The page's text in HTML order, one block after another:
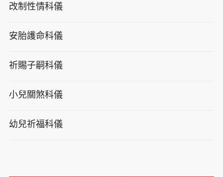
改制性情科儀
安胎護命科儀
祈賜子嗣科儀
小兒關煞科儀
幼兒祈福科儀